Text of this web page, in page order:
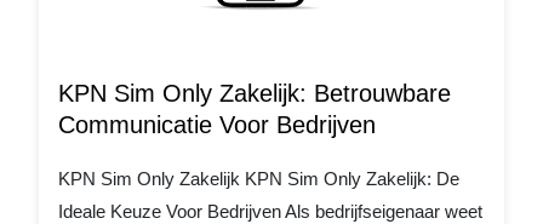
KPN Sim Only Zakelijk: Betrouwbare
Communicatie Voor Bedrijven
KPN Sim Only Zakelijk KPN Sim Only Zakelijk: De
Ideale Keuze Voor Bedrijven Als bedrijfseigenaar weet